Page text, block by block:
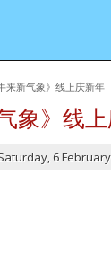
来新气象》线上庆新年
象》线
6 February